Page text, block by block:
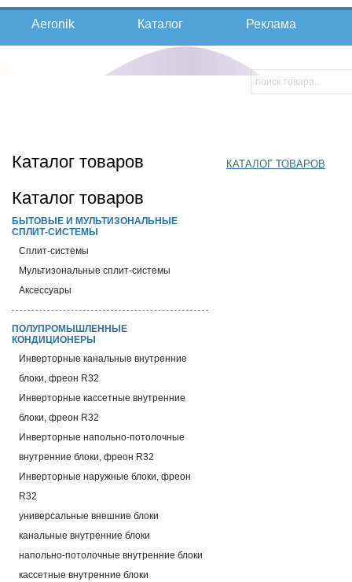
Aeronik Каталог Реклама
Каталог товаров
Каталог товаров
БЫТОВЫЕ И МУЛЬТИЗОНАЛЬНЫЕ
СПЛИТ-СИСТЕМЫ
Cплит-системы
Мультизональные сплит-системы
Аксессуары
ПОЛУПРОМЫШЛЕННЫЕ
КОНДИЦИОНЕРЫ
Инверторные канальные внутренние
блоки, фреон R32
Инверторные кассетные внутренние
блоки, фреон R32
Инверторные напольно-потолочные
внутренние блоки, фреон R32
Инверторные наружные блоки, фреон
R32
универсальные внешние блоки
канальные внутренние блоки
напольно-потолочные внутренние блоки
кассетные внутренние блоки
КАТАЛОГ ТОВАРОВ